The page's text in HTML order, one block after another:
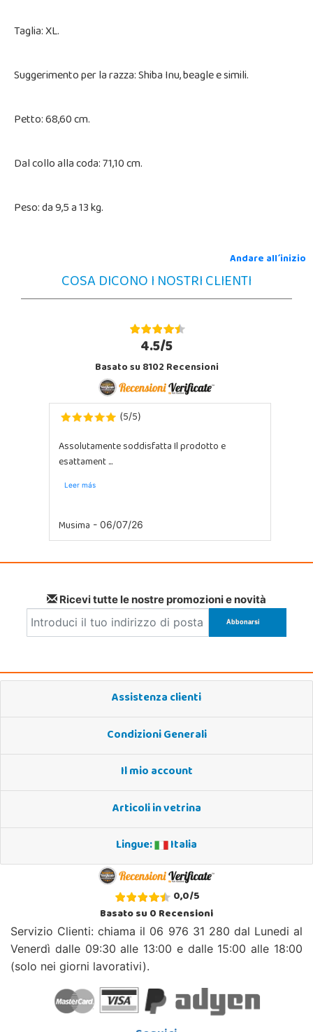
Taglia: XL.
Suggerimento per la razza: Shiba Inu, beagle e simili.
Petto: 68,60 cm.
Dal collo alla coda: 71,10 cm.
Peso: da 9,5 a 13 kg.
Andare all´inizio
COSA DICONO I NOSTRI CLIENTI
4.5/5
Basato su 8102 Recensioni
(5/5)
Assolutamente soddisfatta Il prodotto e
esattament ...
Leer más
Musima - 06/07/26
Ricevi tutte le nostre promozioni e novità
Assistenza clienti
Condizioni Generali
Il mio account
Articoli in vetrina
Lingue:
Italia
0,0/5
Basato su0Recensioni
Servizio Clienti: chiama il 06 976 31 280 dal Lunedi al
Venerdì dalle 09:30 alle 13:00 e dalle 15:00 alle 18:00
(solo nei giorni lavorativi).